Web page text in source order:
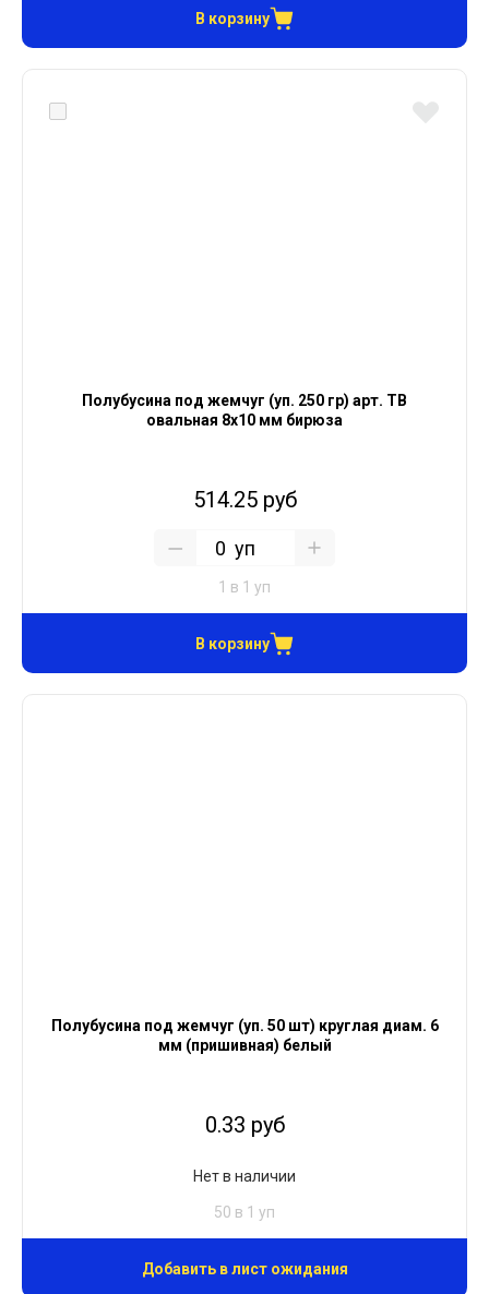
В корзину
Полубусина под жемчуг (уп. 250 гр) арт. ТВ
овальная 8х10 мм бирюза
514.25 руб
уп
1 в 1 уп
В корзину
Полубусина под жемчуг (уп. 50 шт) круглая диам. 6
мм (пришивная) белый
0.33 руб
Нет в наличии
50 в 1 уп
Добавить в лист ожидания